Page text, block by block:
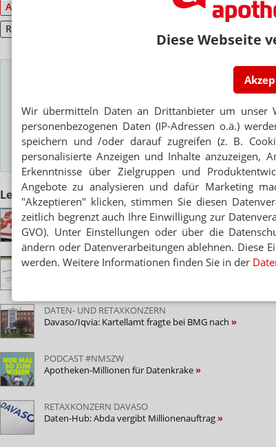
Diese Webseite
Wir übermitteln Daten an Drittanbieter um unser
personenbezogenen Daten (IP-Adressen o.ä.)
speichern und /oder darauf zugreifen (z. B.
personalisierte Anzeigen und Inhalte anzuzeigen,
Erkenntnisse über Zielgruppen und
Angebote zu analysieren und dafür Marketing
"Akzeptieren" klicken, stimmen Sie diesen
zeitlich begrenzt auch Ihre Einwilligung zur
GVO). Unter Einstellungen oder über die
ändern oder Datenverarbeitungen ablehnen. Diese
werden. Weitere Informationen finden Sie in der
Abrechnung/Retax
Retax
Das Wichtigste des Tages direkt in Ihr Postfach. Kostenlos!
E-MAIL ADRESSE
Jetzt
abonnieren
Hinweis zum Newsletter & Datenschutz
Lesen Sie auch
RECHNUNGSPRÜFUNG AUSGESCHRIEBEN
DAK sucht Retaxstelle für E-Rezept
BELEGE NICHT MEHR PER POST
DATEN- UND RETAXKONZERN
Davaso/Iqvia: Kartellamt fragte bei BMG nach
PODCAST #NMSZW
Apotheken-Millionen für Datenkrake
RETAXKONZERN DAVASO
Daten-Hub: Abda vergibt Millionenauftrag